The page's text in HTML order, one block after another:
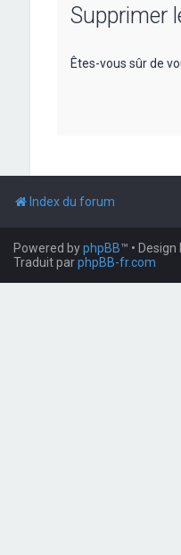
Supprimer
Êtes-vous sûr de
Index du forum
Powered byphpBB™ • Design
Traduit parphpBB-fr.com